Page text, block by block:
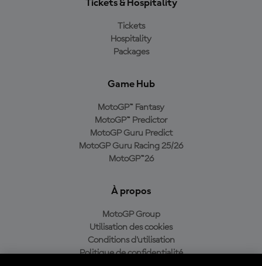
Tickets & Hospitality
Tickets
Hospitality
Packages
Game Hub
MotoGP™ Fantasy
MotoGP™ Predictor
MotoGP Guru Predict
MotoGP Guru Racing 25/26
MotoGP™26
À propos
MotoGP Group
Utilisation des cookies
Conditions d'utilisation
Politique de confidentialité